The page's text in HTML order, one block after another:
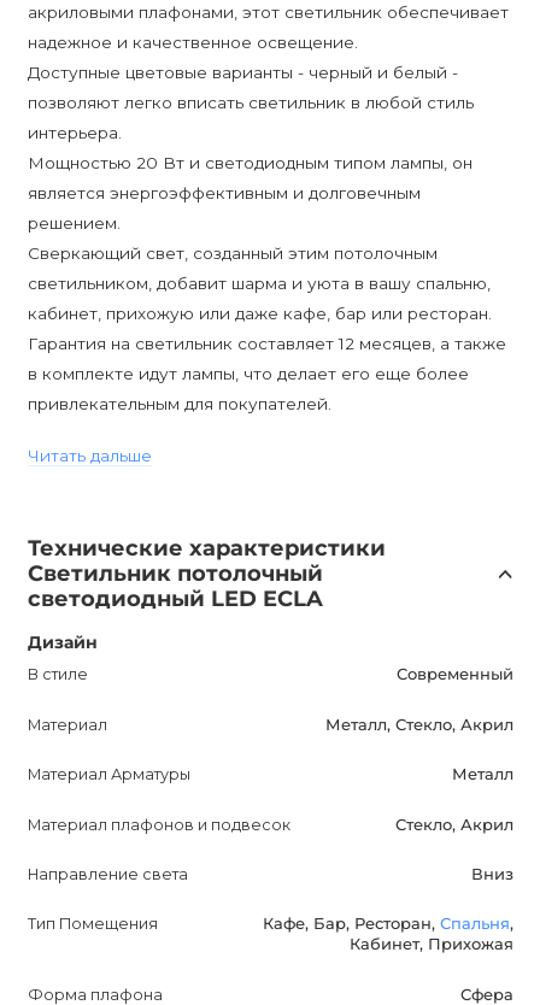
акриловыми плафонами, этот светильник обеспечивает
надежное и качественное освещение.
Доступные цветовые варианты - черный и белый -
позволяют легко вписать светильник в любой стиль
интерьера.
Мощностью 20 Вт и светодиодным типом лампы, он
является энергоэффективным и долговечным
решением.
Сверкающий свет, созданный этим потолочным
светильником, добавит шарма и уюта в вашу спальню,
кабинет, прихожую или даже кафе, бар или ресторан.
Гарантия на светильник составляет 12 месяцев, а также
в комплекте идут лампы, что делает его еще более
привлекательным для покупателей.
обеспечивают безопасность использования и удобство
светильник ECLA и преобразите свое пространство в
элегантное и стильное место.
Читать дальше
Технические характеристики
Светильник потолочный
светодиодный LED ECLA
Дизайн
В стиле Современный
Материал Металл, Стекло, Акрил
Материал Арматуры Металл
Материал плафонов и подвесок Стекло, Акрил
Направление света Вниз
Тип Помещения Кафе, Бар, Ресторан, Спальня,
Кабинет, Прихожая
Форма плафона Сфера